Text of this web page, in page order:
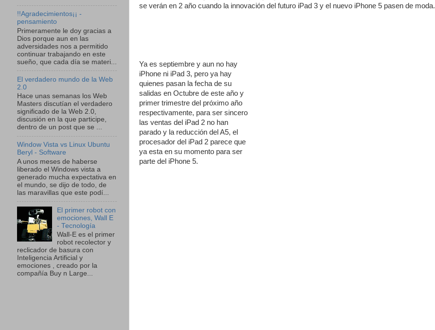
se verán en 2 año cuando la innovación del futuro iPad 3 y el nuevo iPhone 5 pasen de moda.
Ya es septiembre y aun no hay
iPhone ni iPad 3, pero ya hay
quienes pasan la fecha de su
salidas en Octubre de este año y
primer trimestre del próximo año
respectivamente, para ser sincero
las ventas del iPad 2 no han
parado y la reducción del A5, el
procesador del iPad 2 parece que
ya esta en su momento para ser
parte del iPhone 5.
!!Agradecimientos¡¡ -
pensamiento
Primeramente le doy gracias a
Dios porque aun en las
adversidades nos a permitido
continuar trabajando en este
sueño, que cada día se materi...
El verdadero mundo de la Web
2.0
Hace unas semanas los Web
Masters discutían el verdadero
significado de la Web 2.0,
discusión en la que participe,
dentro de un post que se ...
Window Vista vs Linux Ubuntu
Beryl - Software
A unos meses de haberse
liberado el Windows vista a
generado mucha expectativa en
el mundo, se dijo de todo, de
las maravillas que este podí...
El primer robot con
emociones, Wall E
- Tecnología
Wall-E es el primer
robot recolector y
reclicador de basura con
Inteligencia Artificial y
emociones , creado por la
compañía Buy n Large...